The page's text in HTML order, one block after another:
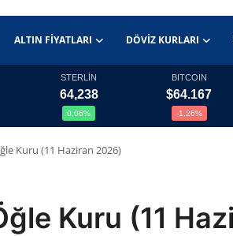
ALTIN FIYATLARI DÖVIZ KURLARI
STERLİN
64,238
0,06%
BITCOIN
$64.167
-1,26%
Kuru (11 Haziran 2026)
Kuru (11